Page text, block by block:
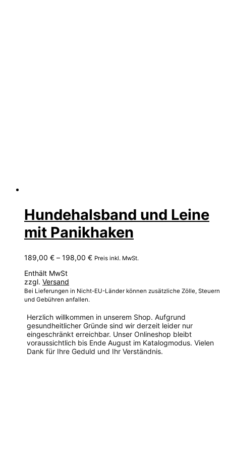
Hundehalsband und Leine
mit Panikhaken
189,00 € – 198,00 €Preisspanne:
Preis inkl. MwSt.
Enthält MwSt
zzgl. Versand
Bei Lieferungen in Nicht-EU-Länder können zusätzliche Zölle, Steuern
und Gebühren anfallen.
Herzlich willkommen in unserem Shop. Aufgrund
gesundheitlicher Gründe sind wir derzeit leider nur
eingeschränkt erreichbar. Unser Onlineshop bleibt
voraussichtlich bis Ende August im Katalogmodus. Vielen
Dank für Ihre Geduld und Ihr Verständnis.